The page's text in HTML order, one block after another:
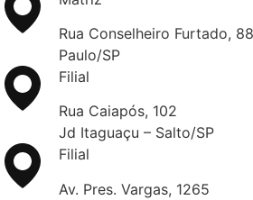
Rua Conselheiro Furtado,
Paulo/SP
Filial
Rua Caiapós, 102
Jd Itaguaçu – Salto/SP
Filial
Av. Pres. Vargas, 1265